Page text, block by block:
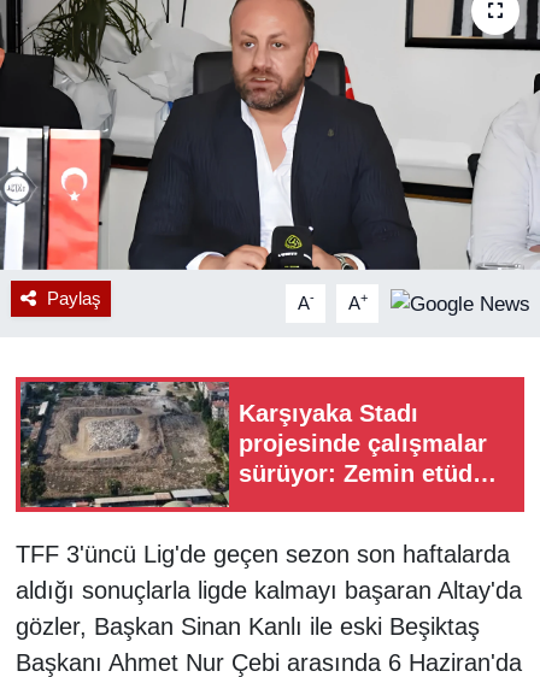
Paylaş A- A+
Karşıyaka Stadı
projesinde çalışmalar
sürüyor: Zemin etüdü
TFF 3'üncü Lig'de geçen sezon son haftalarda
aldığı sonuçlarla ligde kalmayı başaran Altay'da
gözler, Başkan Sinan Kanlı ile eski Beşiktaş
Başkanı Ahmet Nur Çebi arasında 6 Haziran'da